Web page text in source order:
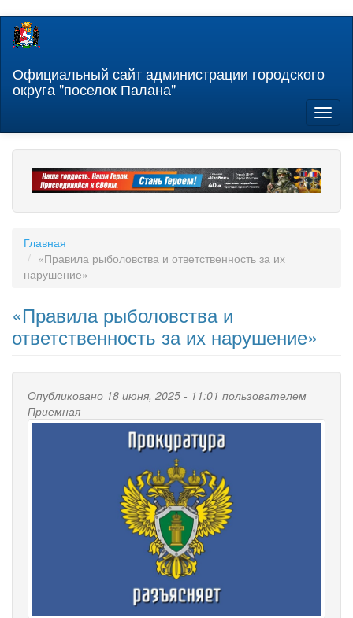
Перейти
содержанию
Официальный сайт администрации городского
округа "поселок Палана"
Главная
«Правила рыболовства и ответственность за их
нарушение»
«Правила рыболовства и
ответственность за их нарушение»
Опубликовано 18 июня, 2025 - 11:01 пользователем
Приемная